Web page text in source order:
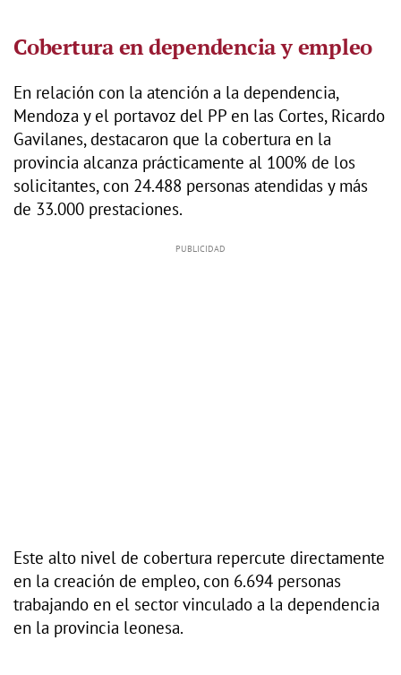
Cobertura en dependencia y empleo
En relación con la atención a la dependencia,
Mendoza y el portavoz del PP en las Cortes, Ricardo
Gavilanes, destacaron que la cobertura en la
provincia alcanza prácticamente al 100% de los
solicitantes, con 24.488 personas atendidas y más
de 33.000 prestaciones.
Este alto nivel de cobertura repercute directamente
en la creación de empleo, con 6.694 personas
trabajando en el sector vinculado a la dependencia
en la provincia leonesa.